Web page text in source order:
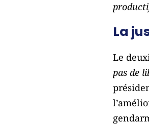
La
Le
pas de